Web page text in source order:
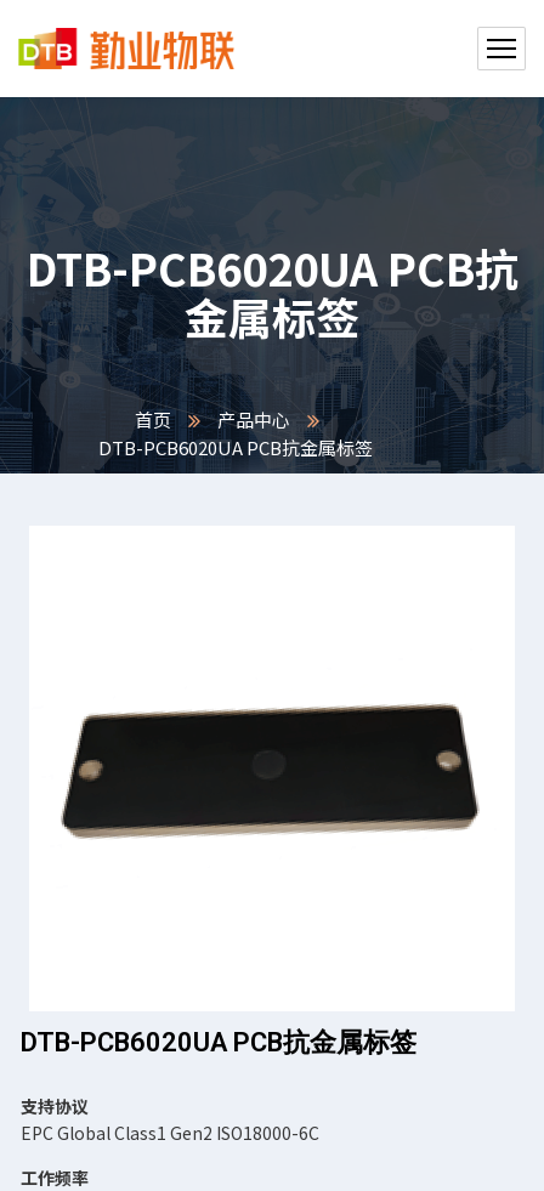
DTB-PCB6020UA PCB抗
金属标签
首页
产品中心
DTB-PCB6020UA PCB抗金属标签
DTB-PCB6020UA PCB抗金属标签
支持协议
EPC Global Class1 Gen2 ISO18000-6C
工作频率